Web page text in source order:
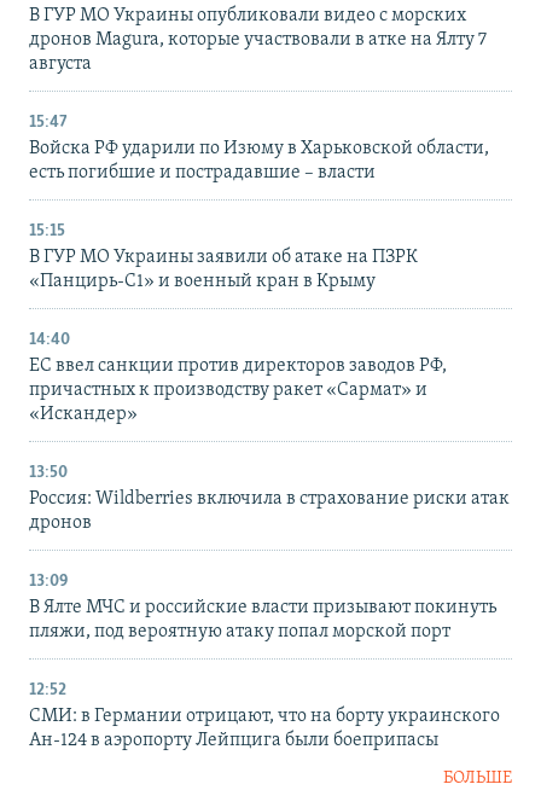
В ГУР МО Украины опубликовали видео с морских
дронов Magura, которые участвовали в атке на Ялту 7
августа
15:47
Войска РФ ударили по Изюму в Харьковской области,
есть погибшие и пострадавшие – власти
15:15
В ГУР МО Украины заявили об атаке на ПЗРК
«Панцирь-С1» и военный кран в Крыму
14:40
ЕС ввел санкции против директоров заводов РФ,
причастных к производству ракет «Сармат» и
«Искандер»
13:50
Россия: Wildberries включила в страхование риски атак
дронов
13:09
В Ялте МЧС и российские власти призывают покинуть
пляжи, под вероятную атаку попал морской порт
12:52
СМИ: в Германии отрицают, что на борту украинского
Ан-124 в аэропорту Лейпцига были боеприпасы
БОЛЬШЕ